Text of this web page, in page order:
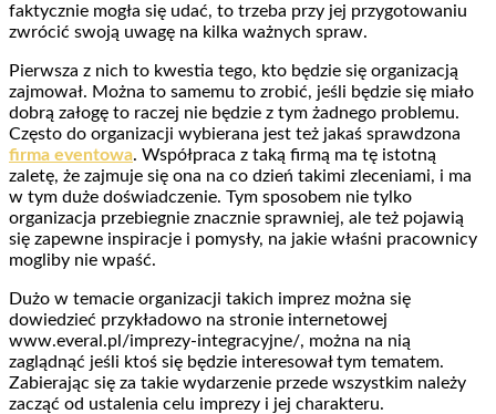
faktycznie mogła się udać, to trzeba przy jej przygotowaniu
zwrócić swoją uwagę na kilka ważnych spraw.
Pierwsza z nich to kwestia tego, kto będzie się organizacją
zajmował. Można to samemu to zrobić, jeśli będzie się miało
dobrą załogę to raczej nie będzie z tym żadnego problemu.
Często do organizacji wybierana jest też jakaś sprawdzona
firma eventowa. Współpraca z taką firmą ma tę istotną
zaletę, że zajmuje się ona na co dzień takimi zleceniami, i ma
w tym duże doświadczenie. Tym sposobem nie tylko
organizacja przebiegnie znacznie sprawniej, ale też pojawią
się zapewne inspiracje i pomysły, na jakie właśni pracownicy
mogliby nie wpaść.
Dużo w temacie organizacji takich imprez można się
dowiedzieć przykładowo na stronie internetowej
www.everal.pl/imprezy-integracyjne/, można na nią
zaglądnąć jeśli ktoś się będzie interesował tym tematem.
Zabierając się za takie wydarzenie przede wszystkim należy
zacząć od ustalenia celu imprezy i jej charakteru.